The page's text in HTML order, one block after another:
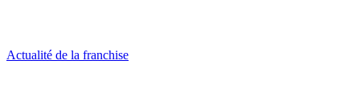
Actualité de la franchise